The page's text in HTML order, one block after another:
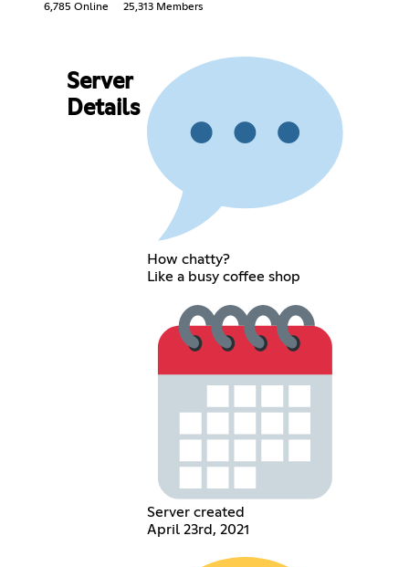
6,785 Online 25,313 Members
Server
Details
How chatty?
Like a busy coffee shop
Server created
April 23rd, 2021